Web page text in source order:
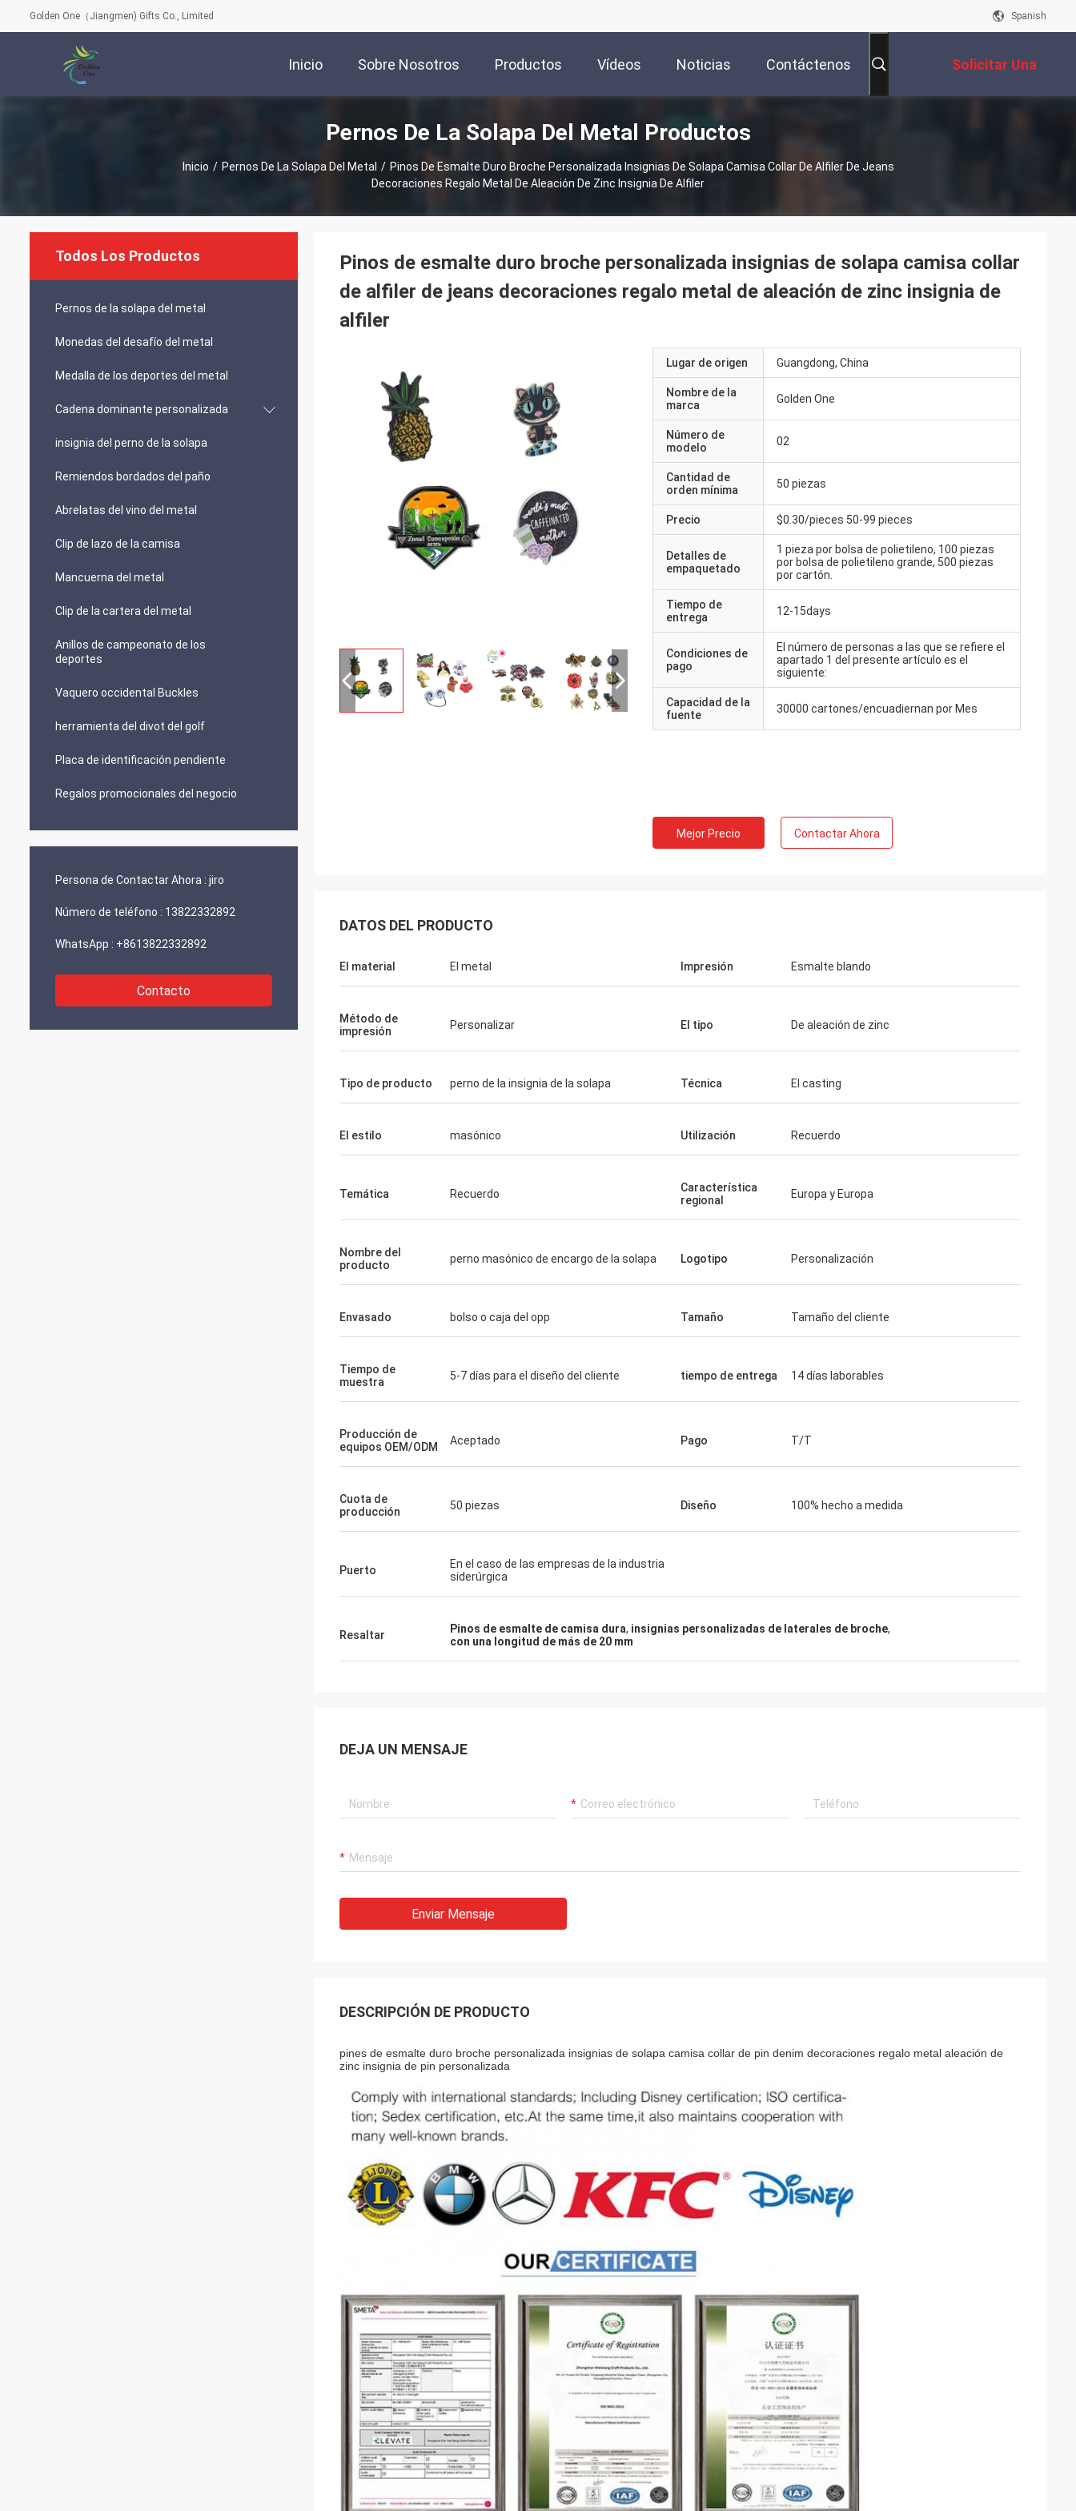
Golden One（Jiangmen) Gifts Co., Limited Spanish
Inicio Sobre Nosotros Productos Vídeos Noticias Contáctenos Solicitar Una
Cotización
Pernos De La Solapa Del Metal Productos
Inicio / Pernos De La Solapa Del Metal / Pinos De Esmalte Duro Broche Personalizada Insignias De Solapa Camisa Collar De Alfiler De Jeans
Decoraciones Regalo Metal De Aleación De Zinc Insignia De Alfiler
Todos Los Productos
Pernos de la solapa del metal
Monedas del desafío del metal
Medalla de los deportes del metal
Cadena dominante personalizada
insignia del perno de la solapa
Remiendos bordados del paño
Abrelatas del vino del metal
Clip de lazo de la camisa
Mancuerna del metal
Clip de la cartera del metal
Anillos de campeonato de los
deportes
Vaquero occidental Buckles
herramienta del divot del golf
Placa de identificación pendiente
Regalos promocionales del negocio
Persona de Contactar Ahora : jiro
Número de teléfono : 13822332892
WhatsApp : +8613822332892
Contacto
Pinos de esmalte duro broche personalizada insignias de solapa camisa collar
de alfiler de jeans decoraciones regalo metal de aleación de zinc insignia de
alfiler
Lugar de origen Guangdong, China
Nombre de la
marca
Golden One
Número de
modelo
02
Cantidad de
orden mínima
50 piezas
Precio $0.30/pieces 50-99 pieces
Detalles de
empaquetado
1 pieza por bolsa de polietileno, 100 piezas
por bolsa de polietileno grande, 500 piezas
por cartón.
Tiempo de
entrega
12-15days
Condiciones de
pago
El número de personas a las que se refiere el
apartado 1 del presente artículo es el
siguiente:
Capacidad de la
fuente
30000 cartones/encuadiernan por Mes
Mejor Precio Contactar Ahora
DATOS DEL PRODUCTO
El material El metal Impresión Esmalte blando
Método de
impresión
Personalizar El tipo De aleación de zinc
Tipo de producto perno de la insignia de la solapa Técnica El casting
El estilo masónico Utilización Recuerdo
Temática Recuerdo
Característica
regional
Europa y Europa
Nombre del
producto
perno masónico de encargo de la solapa Logotipo Personalización
Envasado bolso o caja del opp Tamaño Tamaño del cliente
Tiempo de
muestra
5-7 días para el diseño del cliente tiempo de entrega 14 días laborables
Producción de
equipos OEM/ODM
Aceptado Pago T/T
Cuota de
producción
50 piezas Diseño 100% hecho a medida
Puerto
En el caso de las empresas de la industria
siderúrgica
Resaltar Pinos de esmalte de camisa dura, insignias personalizadas de laterales de broche,
con una longitud de más de 20 mm
DEJA UN MENSAJE
Enviar Mensaje
DESCRIPCIÓN DE PRODUCTO
pines de esmalte duro broche personalizada insignias de solapa camisa collar de pin denim decoraciones regalo metal aleación de
zinc insignia de pin personalizada